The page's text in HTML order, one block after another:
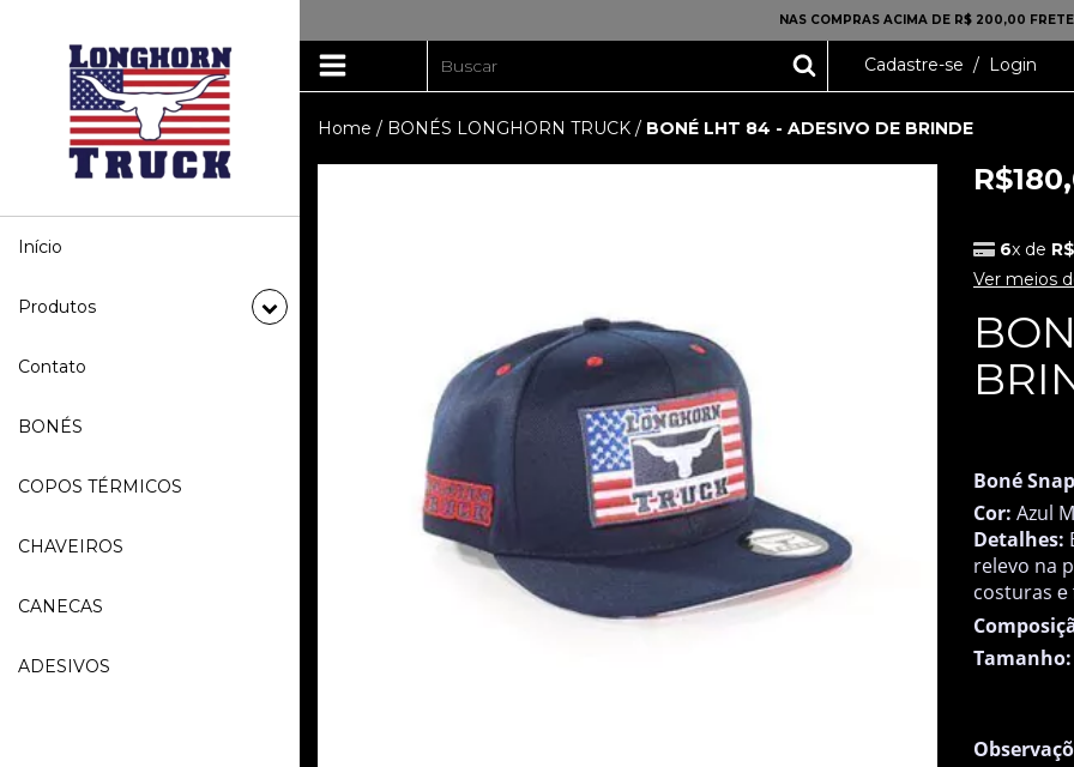
Início
Produtos
Contato
BONÉS
COPOS TÉRMICOS
CHAVEIROS
CANECAS
ADESIVOS
NAS COMPRAS ACIMA DE R$ 200,00
Cadastre-se / Login
Home / BONÉS LONGHORN TRUCK / BONÉ LHT 84 - ADESIVO DE BRINDE
6x de
Ver meios
Boné
Cor: Azul
Detalhes:
relevo na
costuras e
Tamanho: